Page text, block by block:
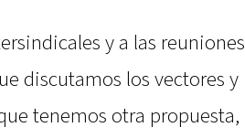
y a las reuniones
discutamos los vectores y
tenemos otra propuesta,